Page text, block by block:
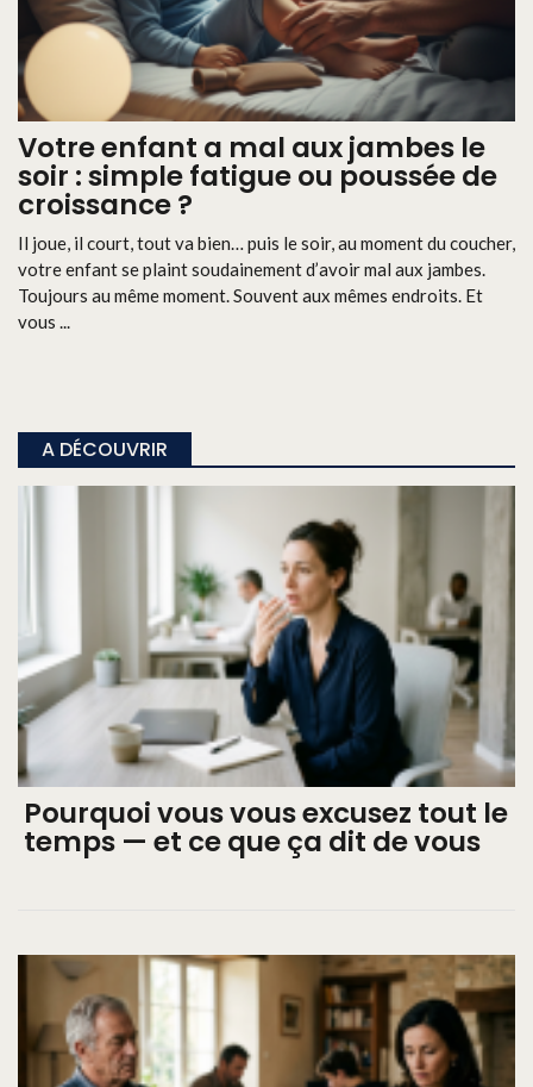
Votre enfant a mal aux jambes le
soir : simple fatigue ou poussée de
croissance ?
Il joue, il court, tout va bien… puis le soir, au moment du coucher,
votre enfant se plaint soudainement d’avoir mal aux jambes.
Toujours au même moment. Souvent aux mêmes endroits. Et
vous ...
A DÉCOUVRIR
Pourquoi vous vous excusez tout le
temps — et ce que ça dit de vous